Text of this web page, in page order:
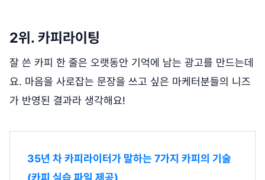
2위. 카피라이팅
잘 쓴 카피 한 줄은 오랫동안 기억에 남는 광고를 만드는데
요. 마음을 사로잡는 문장을 쓰고 싶은 마케터분들의 니즈
가 반영된 결과라 생각해요!
35년 차 카피라이터가 말하는 7가지 카피의 기술
(카피 실습 파일 제공)